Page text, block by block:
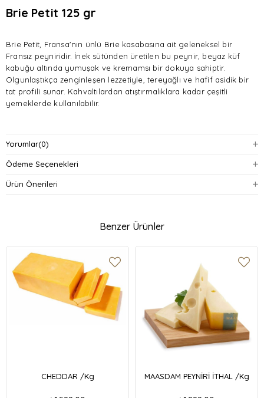
Brie Petit 125 gr
Brie Petit, Fransa'nın ünlü Brie kasabasına ait geleneksel bir
Fransız peyniridir. İnek sütünden üretilen bu peynir, beyaz küf
kabuğu altında yumuşak ve kremamsı bir dokuya sahiptir.
Olgunlaştıkça zenginleşen lezzetiyle, tereyağlı ve hafif asidik bir
tat profili sunar. Kahvaltılardan atıştırmalıklara kadar çeşitli
yemeklerde kullanılabilir.
Gramaj:125 gram
küf kültürü
Lezzet Profili:Kremamsı, tereyağlı, hafif asidik
Kullanım Alanları:Kahvaltılar, sandviçler, salatalar, atıştırmalıklar
Yorumlar(0)
Ödeme Seçenekleri
Ürün Önerileri
Benzer Ürünler
CHEDDAR /Kg MAASDAM PEYNİRİ İTHAL /Kg